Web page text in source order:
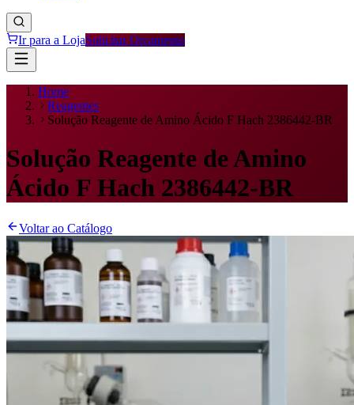
Ir para a LojaSolicitar Orçamento
Home
Reagentes
Solução Reagente de Amino Ácido F Hach 2386442-BR
Solução Reagente de Amino
Ácido F Hach 2386442-BR
Voltar ao Catálogo